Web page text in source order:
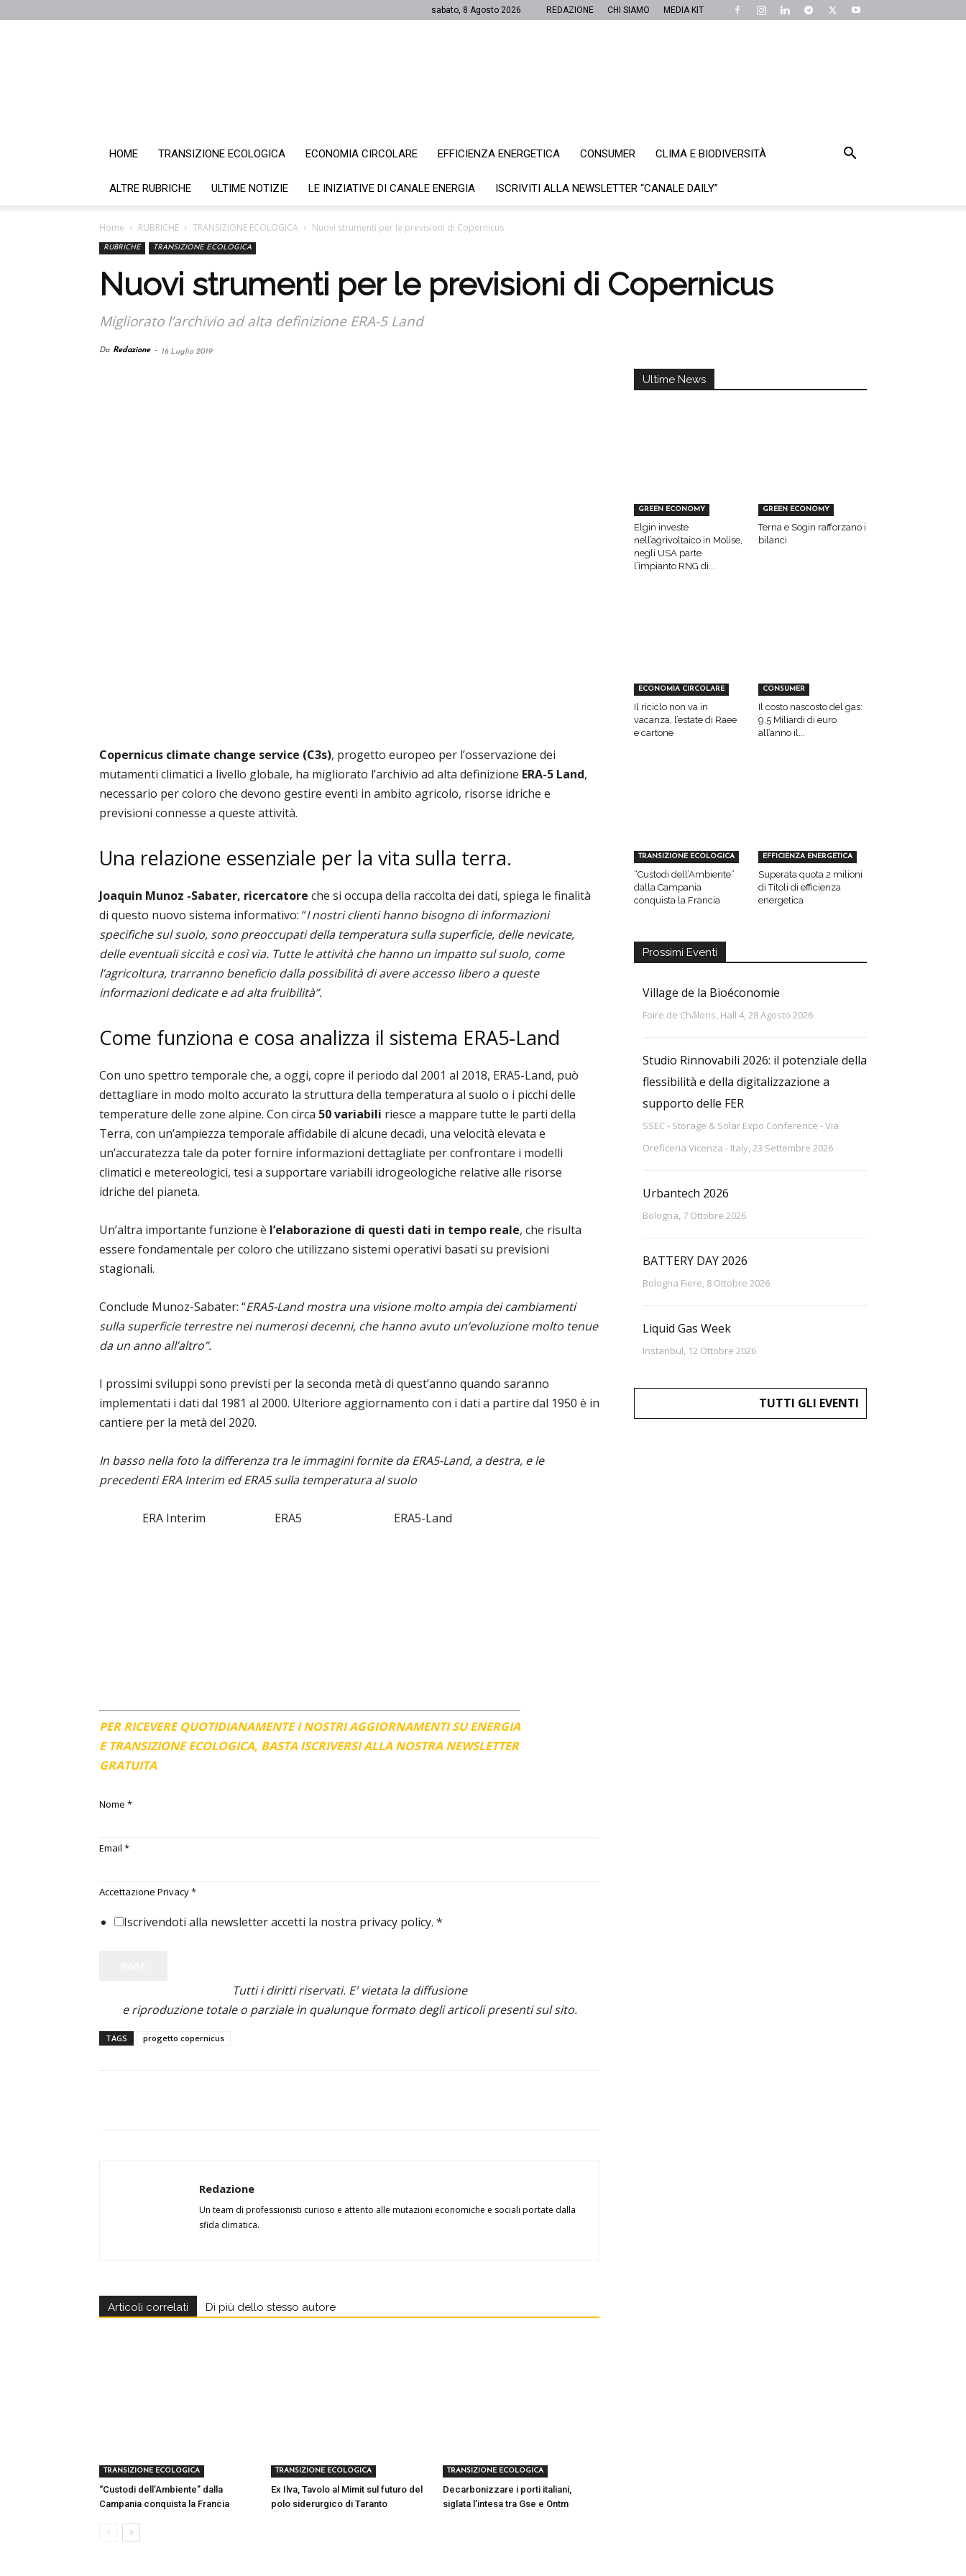
sabato, 8 Agosto 2026 REDAZIONE CHI SIAMO MEDIA KIT
HOME TRANSIZIONE ECOLOGICA ECONOMIA CIRCOLARE EFFICIENZA ENERGETICA CONSUMER CLIMA E BIODIVERSITÀ
ALTRE RUBRICHE ULTIME NOTIZIE LE INIZIATIVE DI CANALE ENERGIA ISCRIVITI ALLA NEWSLETTER “CANALE DAILY”
Home RUBRICHE TRANSIZIONE ECOLOGICA Nuovi strumenti per le previsioni di Copernicus
RUBRICHE TRANSIZIONE ECOLOGICA
Nuovi strumenti per le previsioni di Copernicus
Migliorato l’archivio ad alta definizione ERA-5 Land
Da Redazione - 16 Luglio 2019
Copernicus climate change service (C3s), progetto europeo per l’osservazione dei
mutamenti climatici a livello globale, ha migliorato l’archivio ad alta definizione ERA-5 Land,
necessario per coloro che devono gestire eventi in ambito agricolo, risorse idriche e
previsioni connesse a queste attività.
Una relazione essenziale per la vita sulla terra.
Joaquin Munoz -Sabater, ricercatore che si occupa della raccolta dei dati, spiega le finalità
di questo nuovo sistema informativo: “I nostri clienti hanno bisogno di informazioni
specifiche sul suolo, sono preoccupati della temperatura sulla superficie, delle nevicate,
delle eventuali siccità e così via. Tutte le attività che hanno un impatto sul suolo, come
l’agricoltura, trarranno beneficio dalla possibilità di avere accesso libero a queste
informazioni dedicate e ad alta fruibilità”.
Come funziona e cosa analizza il sistema ERA5-Land
Con uno spettro temporale che, a oggi, copre il periodo dal 2001 al 2018, ERA5-Land, può
dettagliare in modo molto accurato la struttura della temperatura al suolo o i picchi delle
temperature delle zone alpine. Con circa 50 variabili riesce a mappare tutte le parti della
Terra, con un’ampiezza temporale affidabile di alcune decadi, una velocità elevata e
un’accuratezza tale da poter fornire informazioni dettagliate per confrontare i modelli
climatici e metereologici, tesi a supportare variabili idrogeologiche relative alle risorse
idriche del pianeta.
Un’altra importante funzione è l’elaborazione di questi dati in tempo reale, che risulta
essere fondamentale per coloro che utilizzano sistemi operativi basati su previsioni
stagionali.
Conclude Munoz-Sabater: “ERA5-Land mostra una visione molto ampia dei cambiamenti
sulla superficie terrestre nei numerosi decenni, che hanno avuto un’evoluzione molto tenue
da un anno all’altro”.
I prossimi sviluppi sono previsti per la seconda metà di quest’anno quando saranno
implementati i dati dal 1981 al 2000. Ulteriore aggiornamento con i dati a partire dal 1950 è in
cantiere per la metà del 2020.
In basso nella foto la differenza tra le immagini fornite da ERA5-Land, a destra, e le
precedenti ERA Interim ed ERA5 sulla temperatura al suolo
ERA Interim ERA5 ERA5-Land
PER RICEVERE QUOTIDIANAMENTE I NOSTRI AGGIORNAMENTI SU ENERGIA
E TRANSIZIONE ECOLOGICA, BASTA ISCRIVERSI ALLA NOSTRA NEWSLETTER
GRATUITA
Nome *
Email *
Accettazione Privacy*
Iscrivendoti alla newsletter accetti la nostra privacy policy. *
Tutti i diritti riservati. E' vietata la diffusione
e riproduzione totale o parziale in qualunque formato degli articoli presenti sul sito.
TAGS progetto copernicus
Redazione
Un team di professionisti curioso e attento alle mutazioni economiche e sociali portate dalla
sfida climatica.
Articoli correlati Di più dello stesso autore
TRANSIZIONE ECOLOGICA
“Custodi dell’Ambiente” dalla
Campania conquista la Francia
TRANSIZIONE ECOLOGICA
Ex Ilva, Tavolo al Mimit sul futuro del
polo siderurgico di Taranto
TRANSIZIONE ECOLOGICA
Decarbonizzare i porti italiani,
siglata l’intesa tra Gse e Ontm
Ultime News
GREEN ECONOMY
Elgin investe
nell’agrivoltaico in Molise,
negli USA parte
l’impianto RNG di...
GREEN ECONOMY
Terna e Sogin rafforzano i
bilanci
ECONOMIA CIRCOLARE
Il riciclo non va in
vacanza, l’estate di Raee
e cartone
CONSUMER
Il costo nascosto del gas:
9,5 Miliardi di euro
all’anno il...
TRANSIZIONE ECOLOGICA
“Custodi dell’Ambiente”
dalla Campania
conquista la Francia
EFFICIENZA ENERGETICA
Superata quota 2 milioni
di Titoli di efficienza
energetica
Prossimi Eventi
Village de la Bioéconomie
Foire de Châlons, Hall 4, 28 Agosto 2026
Studio Rinnovabili 2026: il potenziale della
flessibilità e della digitalizzazione a
supporto delle FER
SSEC - Storage & Solar Expo Conference - Via
Oreficeria Vicenza - Italy, 23 Settembre 2026
Urbantech 2026
Bologna, 7 Ottobre 2026
BATTERY DAY 2026
Bologna Fiere, 8 Ottobre 2026
Liquid Gas Week
Instanbul, 12 Ottobre 2026
TUTTI GLI EVENTI